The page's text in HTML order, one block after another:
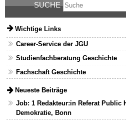
SUCHE
Wichtige Links
Career-Service der JGU
Studienfachberatung Geschichte
Fachschaft Geschichte
Neueste Beiträge
Job: 1 Redakteur:in Referat Public
Demokratie, Bonn